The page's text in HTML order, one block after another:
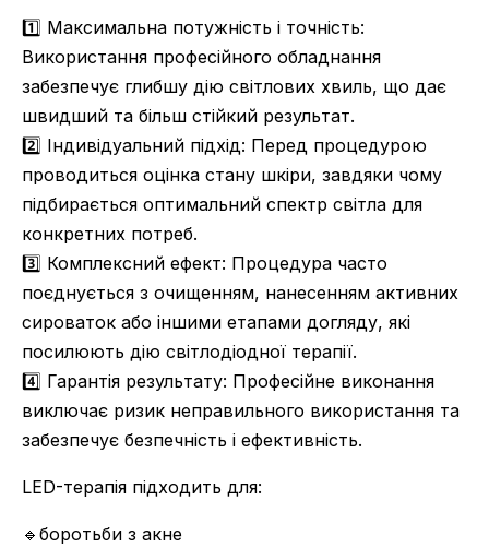
1️⃣ Максимальна потужність і точність:
Використання професійного обладнання
забезпечує глибшу дію світлових хвиль, що дає
швидший та більш стійкий результат.
2️⃣ Індивідуальний підхід: Перед процедурою
проводиться оцінка стану шкіри, завдяки чому
підбирається оптимальний спектр світла для
конкретних потреб.
3️⃣ Комплексний ефект: Процедура часто
поєднується з очищенням, нанесенням активних
сироваток або іншими етапами догляду, які
посилюють дію світлодіодної терапії.
4️⃣ Гарантія результату: Професійне виконання
виключає ризик неправильного використання та
забезпечує безпечність і ефективність.
LED-терапія підходить для:
🔹боротьби з акне